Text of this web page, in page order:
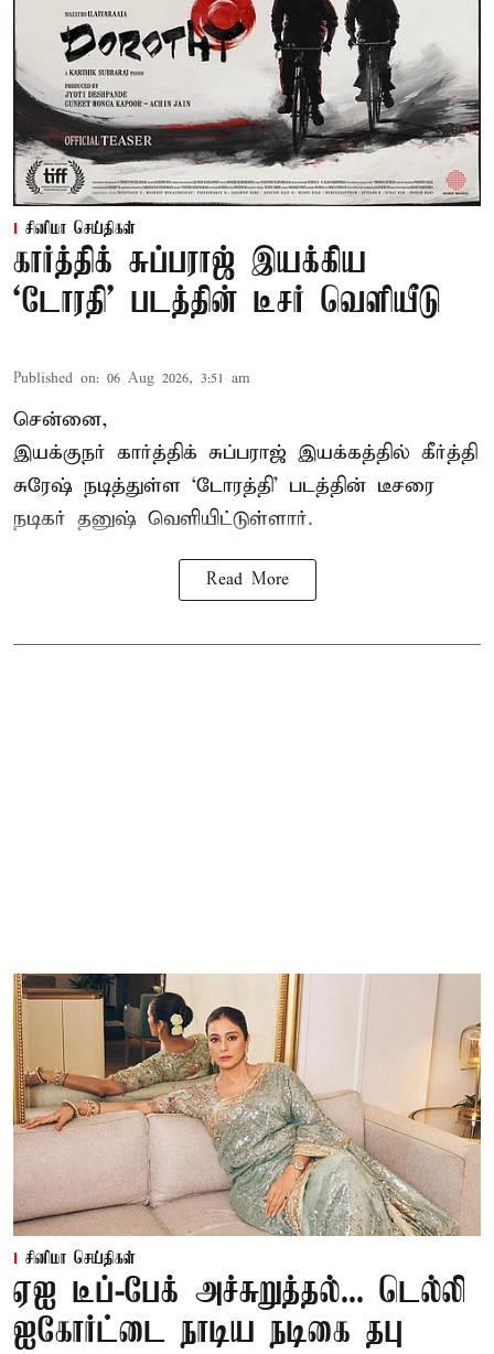
சினிமா செய்திகள்
கார்த்திக் சுப்பராஜ் இயக்கிய
`டோரதி' படத்தின் டீசர் வெளியீடு
Published on: 06 Aug 2026, 3:51 am
சென்னை,
இயக்குநர் கார்த்திக் சுப்பராஜ் இயக்கத்தில் கீர்த்தி
சுரேஷ் நடித்துள்ள `டோரத்தி' படத்தின் டீசரை
நடிகர் தனுஷ் வெளியிட்டுள்ளார்.
Read More
சினிமா செய்திகள்
ஏஐ டீப்-பேக் அச்சுறுத்தல்... டெல்லி
ஐகோர்ட்டை நாடிய நடிகை தபு